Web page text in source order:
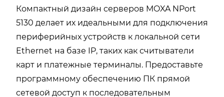
Компактный дизайн серверов MOXA NPort
5130 делает их идеальными для подключения
периферийных устройств к локальной сети
Ethernet на базе IP, таких как считыватели
карт и платежные терминалы. Предоставьте
программному обеспечению ПК прямой
сетевой доступ к последовательным